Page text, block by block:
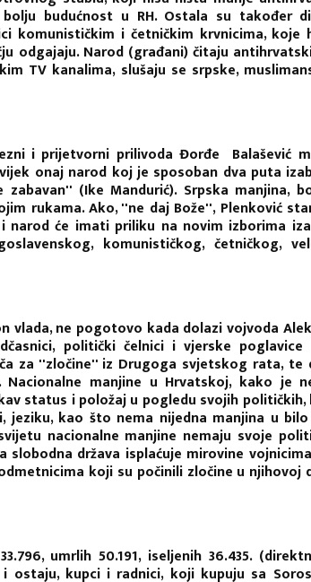
budućnost u RH. Ostala su također
komunističkim i četničkim krvnicima, koje
odgajaju. Narod (građani) čitaju
TV kanalima, slušaju se srpske,
i prijetvorni prilivoda Đorđe Balašević
onaj narod koj je sposoban dva puta
(Ike Mandurić). Srpska manjina,
rukama. Ako, ''ne daj Bože'', Plenković
narod će imati priliku na novim izborima
komunističkog, četničkog,
vlada, ne pogotovo kada dolazi vojvoda
politički čelnici i vjerske
za ''zločine'' iz Drugoga svjetskog rata, te
manjine u Hrvatskoj, kako je
status i položaj u pogledu svojih
jeziku, kao što nema nijedna manjina u
nacionalne manjine nemaju svoje
slobodna država isplaćuje mirovine
koji su počinili zločine u njihovoj
umrlih 50.191, iseljenih 36.435.
ostaju, kupci i radnici, koji kupuju sa